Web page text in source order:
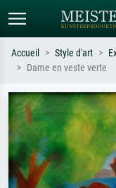
Recherchez par artiste,
ex. Monet, Nuit
impressionnisme, vague
nu.
Accueil Style d'art
Dame en veste verte